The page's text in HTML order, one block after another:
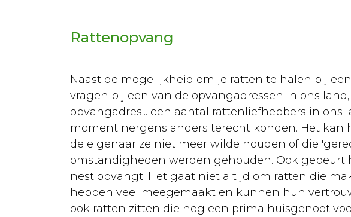
Papegaaien
Aankoop
Huisvesting
Verzorging
Voeding
Ziekten
Parkieten
Rattenopvang
Naast de mogelijkheid om je ratten te halen bij
vragen bij een van de opvangadressen in ons
opvangadres... een aantal rattenliefhebbers in
moment nergens anders terecht konden. Het kan
de eigenaar ze niet meer wilde houden of die
omstandigheden werden gehouden. Ook
nest opvangt. Het gaat niet altijd om ratten die
hebben veel meegemaakt en kunnen hun
ook ratten zitten die nog een prima huisgenoot